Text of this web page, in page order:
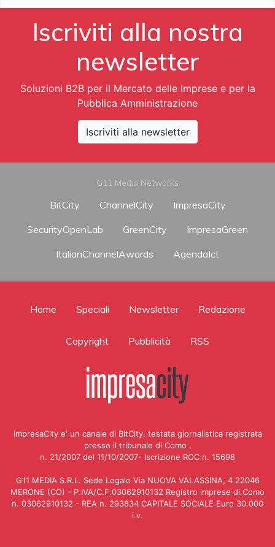
Iscriviti alla nostra
newsletter
Soluzioni B2B per il Mercato delle Imprese e per la
Pubblica Amministrazione
Iscriviti alla newsletter
G11 Media Networks
BitCity ChannelCity
ImpresaCity
SecurityOpenLab
GreenCity
ImpresaGreen
ItalianChannelAwards
AgendaIct
Home Speciali Newsletter Redazione
Copyright Pubblicità RSS
ImpresaCity e' un canale di BitCity, testata giornalistica registrata
presso il tribunale di Como ,
n. 21/2007 del 11/10/2007- Iscrizione ROC n. 15698
G11 MEDIA S.R.L. Sede Legale Via NUOVA VALASSINA, 4 22046
MERONE (CO) - P.IVA/C.F.03062910132 Registro imprese di Como
n. 03062910132 - REA n. 293834 CAPITALE SOCIALE Euro 30.000
i.v.